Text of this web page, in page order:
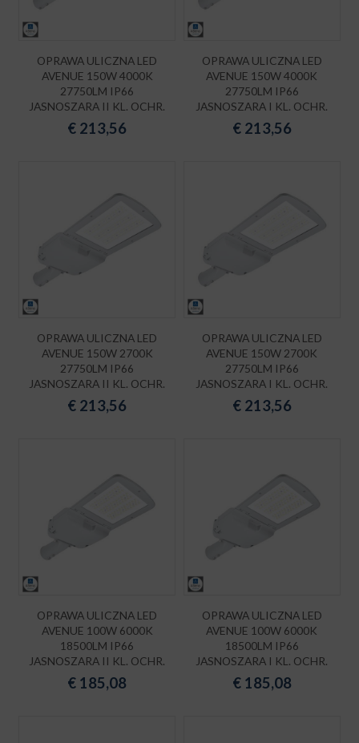
OPRAWA ULICZNA LED
AVENUE 150W 4000K
27750LM IP66
JASNOSZARA II KL. OCHR.
€ 213,56
OPRAWA ULICZNA LED
AVENUE 150W 4000K
27750LM IP66
JASNOSZARA I KL. OCHR.
€ 213,56
OPRAWA ULICZNA LED
AVENUE 150W 2700K
27750LM IP66
JASNOSZARA II KL. OCHR.
€ 213,56
OPRAWA ULICZNA LED
AVENUE 150W 2700K
27750LM IP66
JASNOSZARA I KL. OCHR.
€ 213,56
OPRAWA ULICZNA LED
AVENUE 100W 6000K
18500LM IP66
JASNOSZARA II KL. OCHR.
€ 185,08
OPRAWA ULICZNA LED
AVENUE 100W 6000K
18500LM IP66
JASNOSZARA I KL. OCHR.
€ 185,08